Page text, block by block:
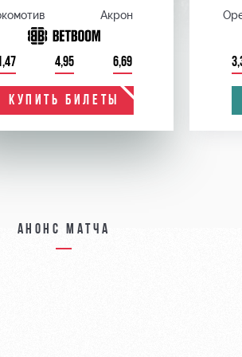
Акрон
4,95 6,69
КУПИТЬ БИЛЕТЫ
Анонс матча